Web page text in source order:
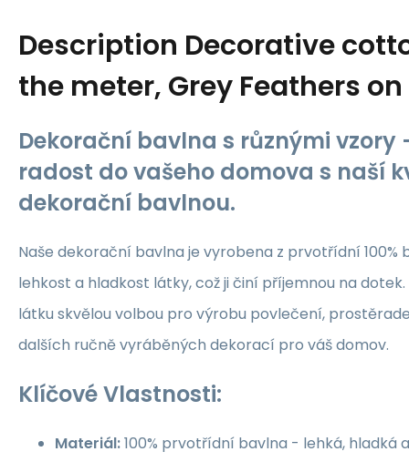
Description Decorative
the meter, Grey Feathers
Dekorační bavlna s různými vzory
radost do vašeho domova s naší
dekorační bavlnou.
Naše dekorační bavlna je vyrobena z prvotřídní 100%
lehkost a hladkost látky, což ji činí příjemnou na
látku skvělou volbou pro výrobu povlečení,
dalších ručně vyráběných dekorací pro váš domov.
Klíčové Vlastnosti:
Materiál:100% prvotřídní bavlna - lehká, hladká